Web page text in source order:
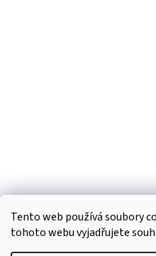
Tento web používá soubory
tohoto webu vyjadřujete